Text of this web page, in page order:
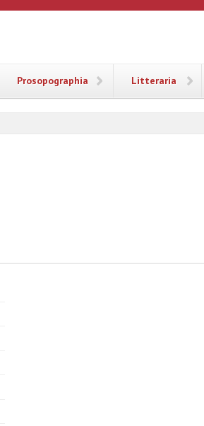
Prosopographia Litteraria